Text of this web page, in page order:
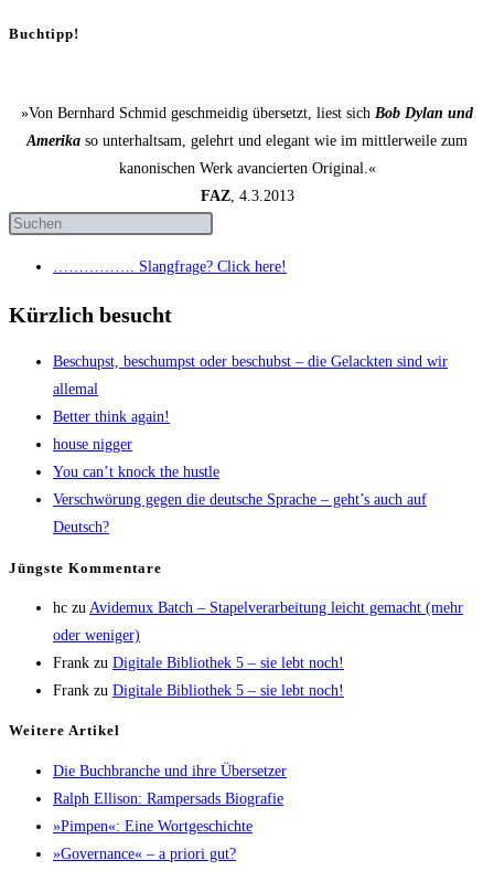
Buchtipp!
»Von Bernhard Schmid geschmeidig übersetzt, liest sich Bob Dylan und
Amerika so unterhaltsam, gelehrt und elegant wie im mittlerweile zum
kanonischen Werk avancierten Original.«
FAZ, 4.3.2013
……………. Slang­fra­ge? Click here!
Kürzlich besucht
Beschupst, beschumpst oder beschubst – die Gelack­ten sind wir
allemal
Bet­ter think again!
house nig­ger
You can’t knock the hustle
Ver­schwö­rung gegen die deut­sche Spra­che – geht’s auch auf
Deutsch?
Jüngs­te Kommentare
hc zu Avi­de­mux Batch – Sta­pel­ver­ar­bei­tung leicht gemacht (mehr
oder weniger)
Frank zu Digi­ta­le Biblio­thek 5 – sie lebt noch!
Frank zu Digi­ta­le Biblio­thek 5 – sie lebt noch!
Wei­te­re Artikel
Die Buch­bran­che und ihre Übersetzer
Ralph Elli­son: Ram­pers­ads Biografie
»Pim­pen«: Eine Wortgeschichte
»Gover­nan­ce« – a prio­ri gut?